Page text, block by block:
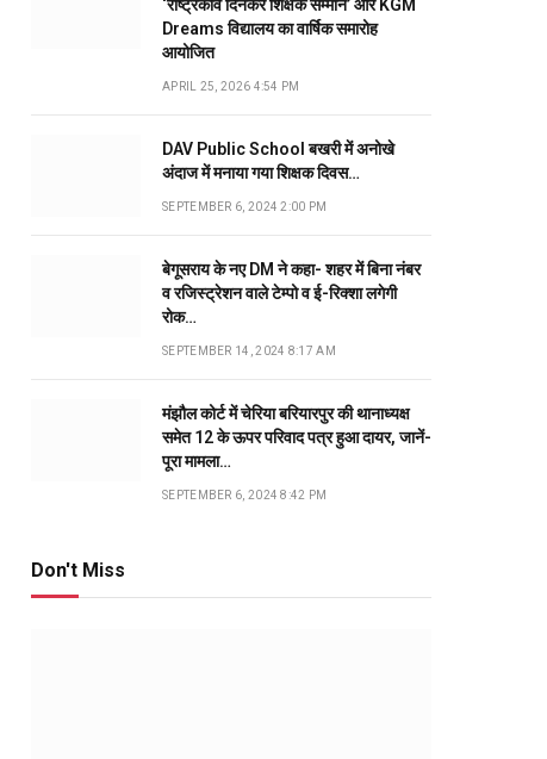
‘राष्ट्रकवि दिनकर शिक्षक सम्मान’ और KGM
Dreams विद्यालय का वार्षिक समारोह
आयोजित
APRIL 25, 2026 4:54 PM
DAV Public School बखरी में अनोखे
अंदाज में मनाया गया शिक्षक दिवस…
SEPTEMBER 6, 2024 2:00 PM
बेगूसराय के नए DM ने कहा- शहर में बिना नंबर
व रजिस्ट्रेशन वाले टेम्पो व ई-रिक्शा लगेगी
रोक…
SEPTEMBER 14, 2024 8:17 AM
मंझौल कोर्ट में चेरिया बरियारपुर की थानाध्यक्ष
समेत 12 के ऊपर परिवाद पत्र हुआ दायर, जानें-
पूरा मामला…
SEPTEMBER 6, 2024 8:42 PM
Don't Miss